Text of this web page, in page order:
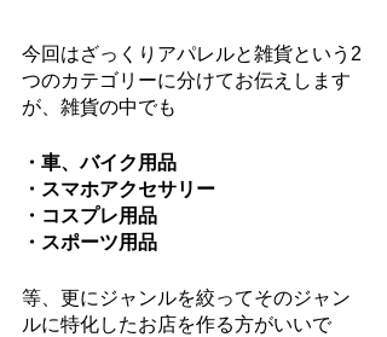
今回はざっくりアパレルと雑貨という2
つのカテゴリーに分けてお伝えします
が、雑貨の中でも
・車、バイク用品
・スマホアクセサリー
・コスプレ用品
・スポーツ用品
等、更にジャンルを絞ってそのジャン
ルに特化したお店を作る方がいいで